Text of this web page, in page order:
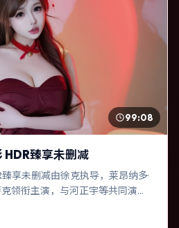
99:08
HDR臻享未删减
享未删减由徐克执导，莱昂纳多·
领衔主演，与河正宇等共同演
班底与取景来自泰国。一次跨国
间崩塌。影片整体气质浓烈，节